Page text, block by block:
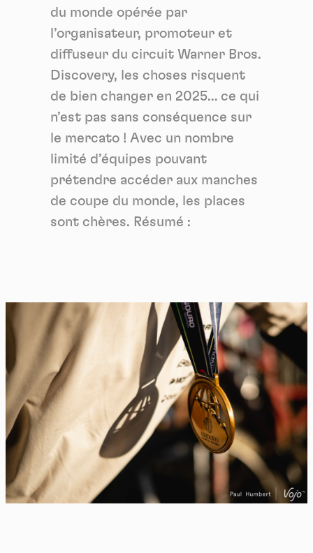
du monde opérée par
l’organisateur, promoteur et
diffuseur du circuit Warner Bros.
Discovery, les choses risquent
de bien changer en 2025… ce qui
n’est pas sans conséquence sur
le mercato ! Avec un nombre
limité d’équipes pouvant
prétendre accéder aux manches
de coupe du monde, les places
sont chères. Résumé :